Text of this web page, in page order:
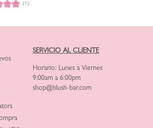
(1)
SERVICIO AL CLIENTE
Horario: Lunes a Viernes
9:00am a 6:00pm
shop@blush-bar.com